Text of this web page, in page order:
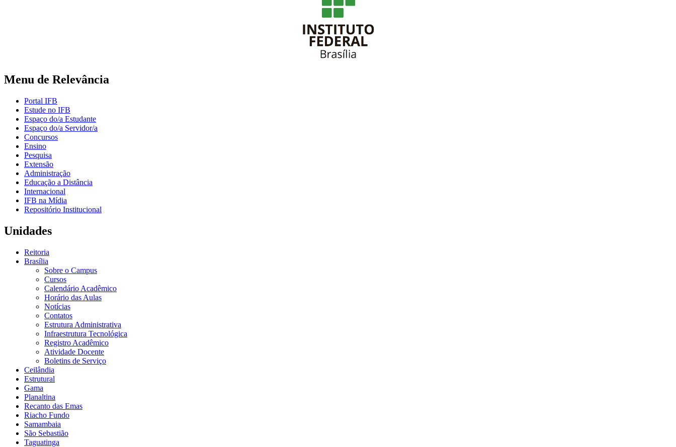
Menu de Relevância
Portal IFB
Estude no IFB
Espaço do/a Estudante
Espaço do/a Servidor/a
Concursos
Ensino
Pesquisa
Extensão
Administração
Educação a Distância
Internacional
IFB na Mídia
Repositório Institucional
Unidades
Reitoria
Brasília
Sobre o Campus
Cursos
Calendário Acadêmico
Horário das Aulas
Notícias
Contatos
Estrutura Administrativa
Infraestrutura Tecnológica
Registro Acadêmico
Atividade Docente
Boletins de Serviço
Ceilândia
Estrutural
Gama
Planaltina
Recanto das Emas
Riacho Fundo
Samambaia
São Sebastião
Taguatinga